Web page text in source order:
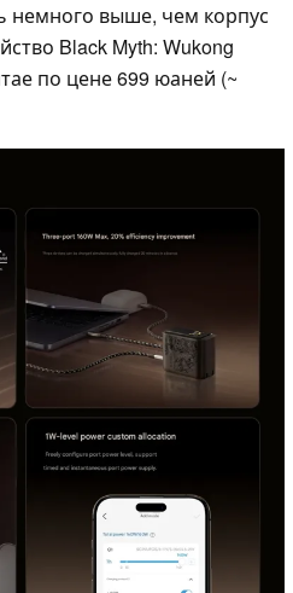
немного выше, чем корпус
Black Myth: Wukong
по цене 699 юаней (~